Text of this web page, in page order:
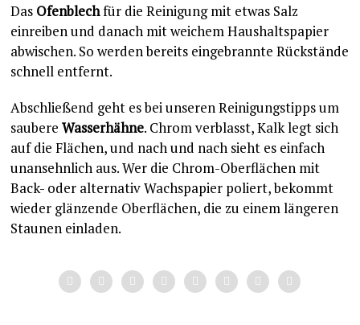
Das Ofenblechfür die Reinigung mit etwas Salz
einreiben und danach mit weichem Haushaltspapier
abwischen. So werden bereits eingebrannte Rückstände
schnell entfernt.
Abschließend geht es bei unseren Reinigungstipps um
saubereWasserhähne. Chrom verblasst, Kalk legt sich
auf die Flächen, und nach und nach sieht es einfach
unansehnlich aus. Wer die Chrom-Oberflächen mit
Back- oder alternativ Wachspapier poliert, bekommt
wieder glänzende Oberflächen, die zu einem längeren
Staunen einladen.